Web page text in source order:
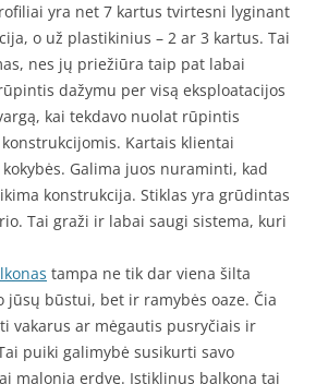
yra net 7 kartus tvirtesni lyginant
o už plastikinius – 2 ar 3 kartus. Tai
nes jų priežiūra taip pat labai
dažymu per visą eksploatacijos
kai tekdavo nuolat rūpintis
Kartais klientai
Galima juos nuraminti, kad
konstrukcija. Stiklas yra grūdintas
Tai graži ir labai saugi sistema, kuri
tampa ne tik dar viena šilta
jūsų būstui, bet ir ramybės oaze. Čia
vakarus ar mėgautis pusryčiais ir
puiki galimybė susikurti savo
malonią erdvę. Įstiklinus balkoną tai